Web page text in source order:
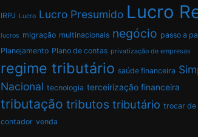
IRPJ Lucro Lucro Presumido Lucro
lucros migração multinacionais negócio passo a
Planejamento Plano de contas privatização de empresas
regime tributário saúde financeira
Nacional tecnologia terceirização financeira
tributação tributos tributário trocar de
contador venda